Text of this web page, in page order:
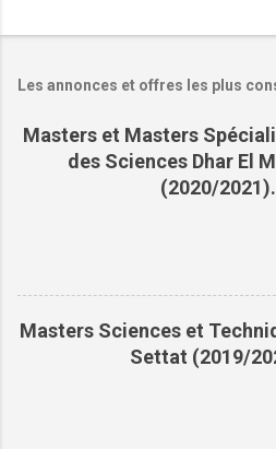
m
n
e
s
Les annonces et offres les plus
Masters et Masters
des Sciences Dhar El
(2020/2021).
Masters Sciences et
Settat (2019/